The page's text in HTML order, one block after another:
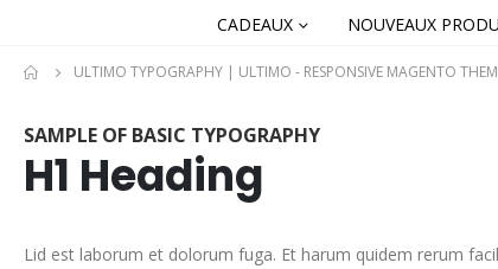
CADEAUX
NOUVEAUX
ULTIMO TYPOGRAPHY | ULTIMO - RESPONSIVE MAGENTO
SAMPLE OF BASIC TYPOGRAPHY
H1 Heading
Lid est laborum et dolorum fuga. Et harum quidem rerum